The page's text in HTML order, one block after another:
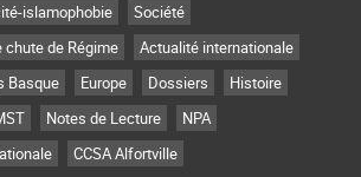
islamophobie
Société
chute de Régime
Actualité internationale
Basque Europe Dossiers
Histoire
Notes de Lecture
NPA
CCSA Alfortville